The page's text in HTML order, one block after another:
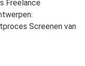
Freelance
Screenen van